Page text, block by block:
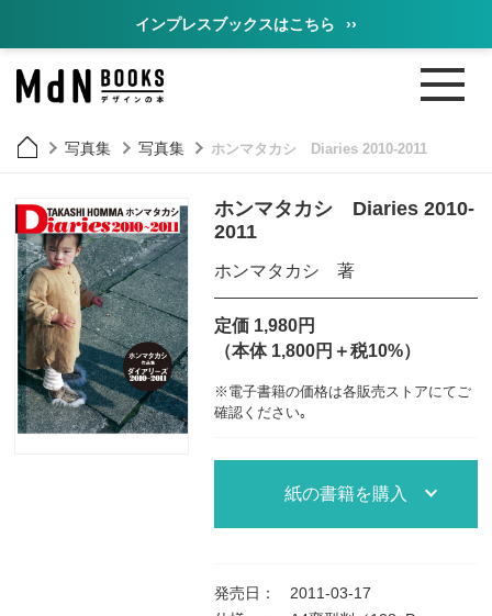
インプレスブックスはこちら ››
写真集 写真集 ホンマタカシ Diaries 2010-2011
ホンマタカシ Diaries 2010-
2011
ホンマタカシ 著
定価 1,980円
（本体 1,800円＋税10%）
※電子書籍の価格は各販売ストアにてご
確認ください｡
紙の書籍を購入
発売日 ：
2011-03-17